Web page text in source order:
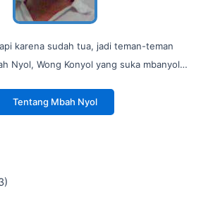
karena sudah tua, jadi teman-teman
Nyol, Wong Konyol yang suka mbanyol…
Tentang Mbah Nyol